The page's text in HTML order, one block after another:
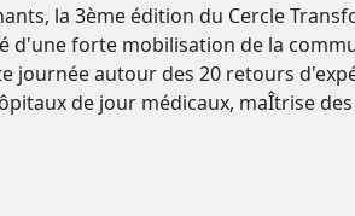
la 3ème édition du Cercle
d'une forte mobilisation de la
autour des 20 retours
de jour médicaux, maÎtrise